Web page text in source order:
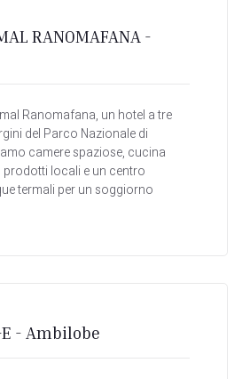
RANOMAFANA -
Ranomafana, un hotel a tre
del Parco Nazionale di
camere spaziose, cucina
locali e un centro
termali per un soggiorno
- Ambilobe